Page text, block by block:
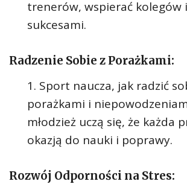
trenerów, wspierać kolegów
sukcesami.
Radzenie Sobie z Porażkami:
Sport naucza, jak radzić
porażkami i
młodzież uczą się, że każda
okazją do nauki i poprawy.
Rozwój Odporności na Stres: